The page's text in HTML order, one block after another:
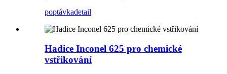
poptávkadetail
Hadice Inconel 625 pro chemické
vstřikování